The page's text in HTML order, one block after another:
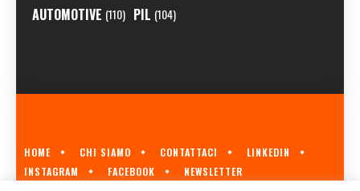
AUTOMOTIVE (110) PIL (104)
HOME CHI SIAMO CONTATTACI
LINKEDIN
INSTAGRAM
FACEBOOK NEWSLETTER